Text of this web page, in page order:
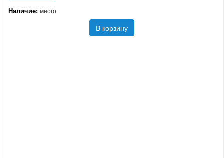
Наличие: много
В корзину